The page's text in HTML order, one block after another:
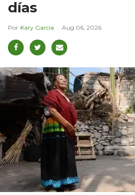
días
Kary García Aug 06, 2026